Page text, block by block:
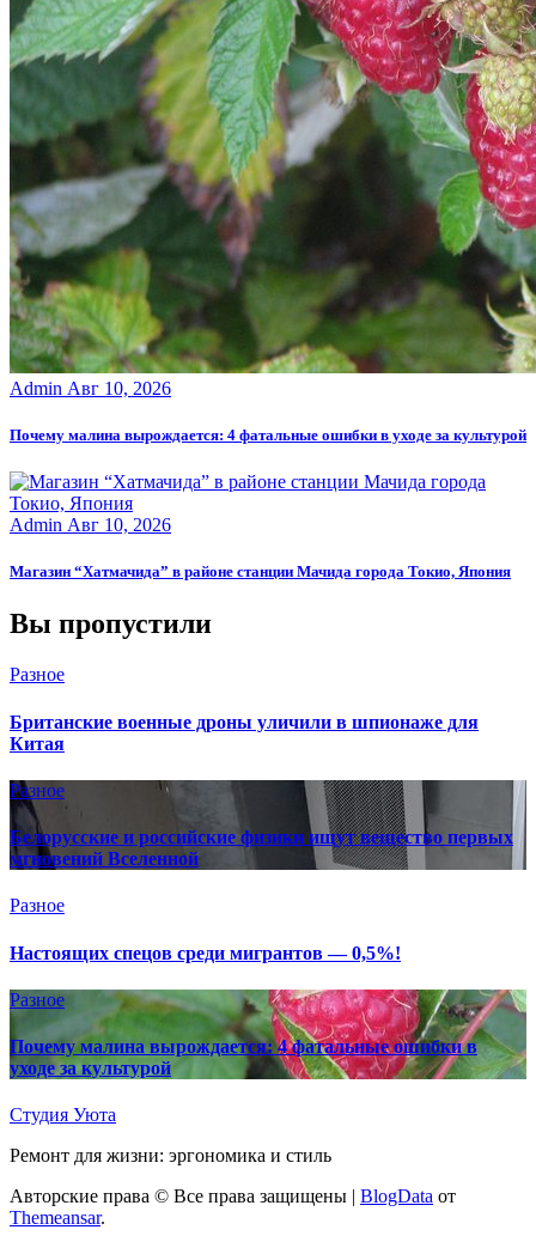
Admin Авг 10, 2026
Почему малина вырождается: 4 фатальные ошибки в уходе за культурой
Admin Авг 10, 2026
Магазин “Хатмачида” в районе станции Мачида города Токио, Япония
Вы пропустили
Разное
Британские военные дроны уличили в шпионаже для
Китая
Разное
Белорусские и российские физики ищут вещество первых
мгновений Вселенной
Разное
Настоящих спецов среди мигрантов — 0,5%!
Разное
Почему малина вырождается: 4 фатальные ошибки в
уходе за культурой
Студия Уюта
Ремонт для жизни: эргономика и стиль
Авторские права © Все права защищены | BlogData от
Themeansar.